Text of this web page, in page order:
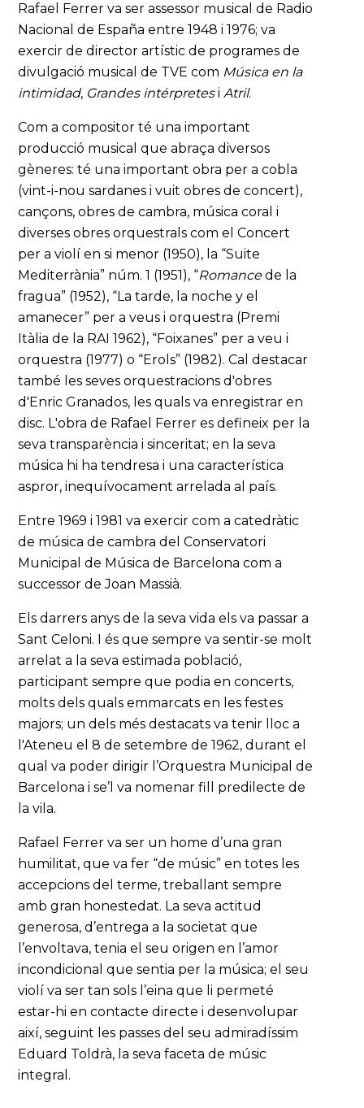
Rafael Ferrer va ser assessor musical de Radio
Nacional de España entre 1948 i 1976; va
exercir de director artístic de programes de
divulgació musical de TVE com Música en la
intimidad, Grandes intérpretesiAtril.
Com a compositor té una important
producció musical que abraça diversos
gèneres: té una important obra per a cobla
(vint-i-nou sardanes i vuit obres de concert),
cançons, obres de cambra, música coral i
diverses obres orquestrals com el Concert
per a violí en si menor (1950), la “Suite
Mediterrània” núm. 1 (1951), “Romancede la
fragua” (1952), “La tarde, la noche y el
amanecer” per a veus i orquestra (Premi
Itàlia de la RAI 1962), “Foixanes” per a veu i
orquestra (1977) o “Erols” (1982). Cal destacar
també les seves orquestracions d'obres
d'Enric Granados, les quals va enregistrar en
disc. L'obra de Rafael Ferrer es defineix per la
seva transparència i sinceritat; en la seva
música hi ha tendresa i una característica
aspror, inequívocament arrelada al país.
Entre 1969 i 1981 va exercir com a catedràtic
de música de cambra del Conservatori
Municipal de Música de Barcelona com a
successor de Joan Massià.
Els darrers anys de la seva vida els va passar a
Sant Celoni. I és que sempre va sentir-se molt
arrelat a la seva estimada població,
participant sempre que podia en concerts,
molts dels quals emmarcats en les festes
majors; un dels més destacats va tenir lloc a
l'Ateneu el 8 de setembre de 1962, durant el
qual va poder dirigir l’Orquestra Municipal de
Barcelona i se’l va nomenar fill predilecte de
la vila.
Rafael Ferrer va ser un home d’una gran
humilitat, que va fer “de músic” en totes les
accepcions del terme, treballant sempre
amb gran honestedat. La seva actitud
generosa, d’entrega a la societat que
l’envoltava, tenia el seu origen en l’amor
incondicional que sentia per la música; el seu
violí va ser tan sols l’eina que li permeté
estar-hi en contacte directe i desenvolupar
així, seguint les passes del seu admiradíssim
Eduard Toldrà, la seva faceta de músic
integral.